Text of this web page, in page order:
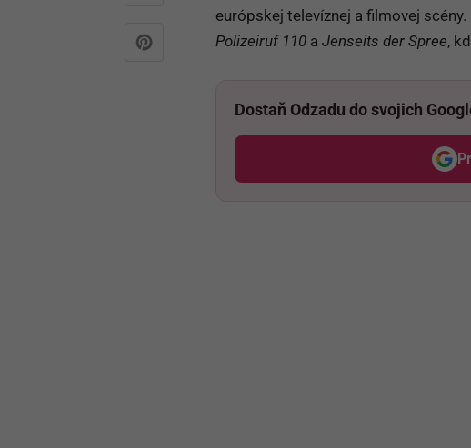
európskej televíznej a filmovej
Polizeiruf 110 a Jenseits der Spree,
Dostaň Odzadu do svojich